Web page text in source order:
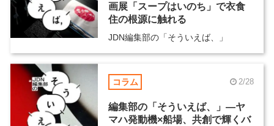
画展「スープはいのち」で衣食
住の根源に触れる
JDN編集部の「そういえば、」
コラム 2/28
編集部の「そういえば、」―ヤ
マハ発動機×船場、共創で輝くバ